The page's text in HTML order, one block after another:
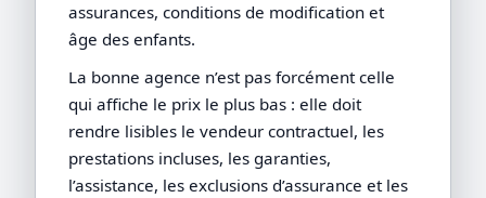
assurances, conditions de modification et
âge des enfants.
La bonne agence n’est pas forcément celle
qui affiche le prix le plus bas : elle doit
rendre lisibles le vendeur contractuel, les
prestations incluses, les garanties,
l’assistance, les exclusions d’assurance et les